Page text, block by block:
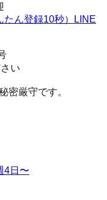
ん登録10秒）
LINE
い
密厳守です。
4日〜